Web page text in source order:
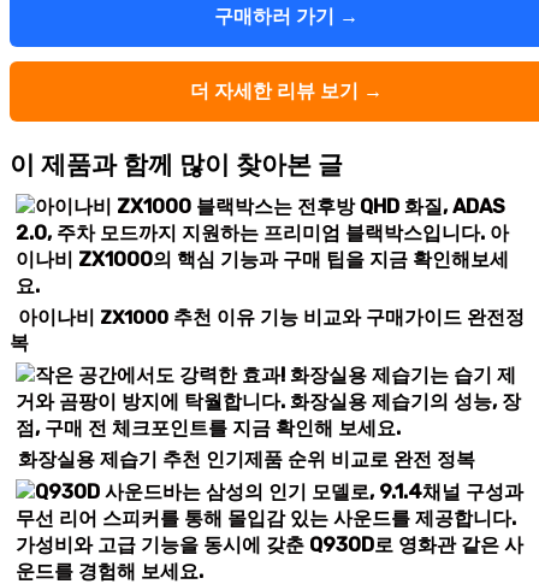
구매하러 가기 →
더 자세한 리뷰 보기 →
이 제품과 함께 많이 찾아본 글
아이나비 ZX1000 추천 이유 기능 비교와 구매가이드 완전정
복
화장실용 제습기 추천 인기제품 순위 비교로 완전 정복